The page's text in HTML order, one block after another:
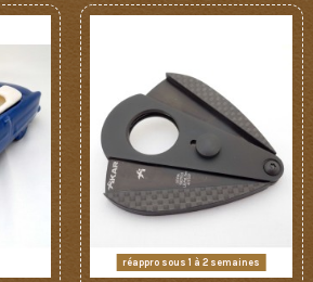
réappro sous 1 à 2 semaines